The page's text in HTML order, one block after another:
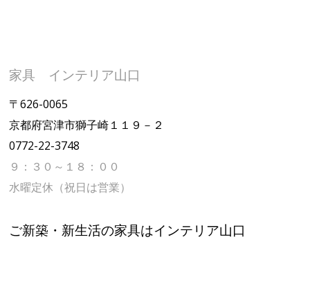
家具 インテリア山口
〒626-0065
京都府宮津市獅子崎１１９－２
0772-22-3748
９：３０～１８：００
水曜定休（祝日は営業）
ご新築・新生活の家具はインテリア山口